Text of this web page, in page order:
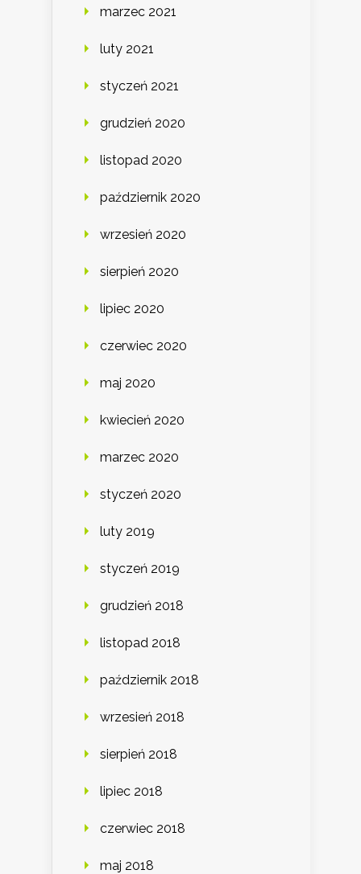
marzec 2021
luty 2021
styczeń 2021
grudzień 2020
listopad 2020
październik 2020
wrzesień 2020
sierpień 2020
lipiec 2020
czerwiec 2020
maj 2020
kwiecień 2020
marzec 2020
styczeń 2020
luty 2019
styczeń 2019
grudzień 2018
listopad 2018
październik 2018
wrzesień 2018
sierpień 2018
lipiec 2018
czerwiec 2018
maj 2018